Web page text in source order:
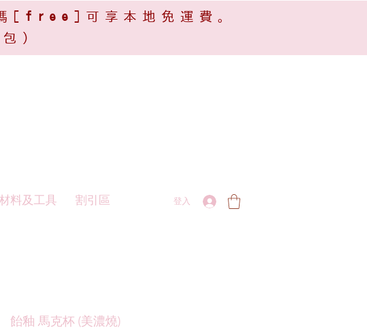
[ free
]可享本地免運費。
)​
料及工具 割引區 登入
飴釉 馬克杯 (美濃燒)